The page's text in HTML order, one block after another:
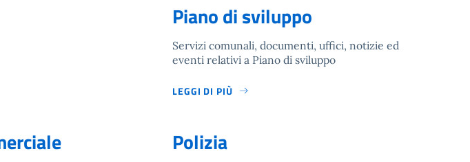
Piano di sviluppo
Servizi comunali, documenti, uffici, notizie ed
eventi relativi a Piano di sviluppo
LEGGI DI PIÙ
Polizia